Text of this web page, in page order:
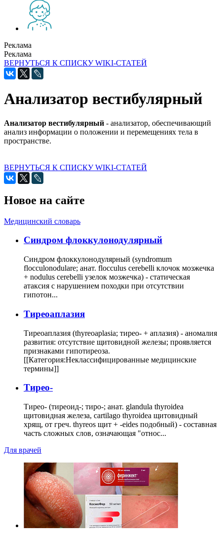
Реклама
Реклама
ВЕРНУТЬСЯ К СПИСКУ WIKI-СТАТЕЙ
Анализатор вестибулярный
Анализатор вестибулярный - анализатор, обеспечивающий
анализ информации о положении и перемещениях тела в
пространстве.
ВЕРНУТЬСЯ К СПИСКУ WIKI-СТАТЕЙ
Новое на сайте
Медицинский словарь
Cиндром флоккулонодулярный
Синдром флоккулонодулярный (syndromum
flocculonodulare; анат. flocculus cerebelli клочок мозжечка
+ nodulus cerebelli узелок мозжечка) - статическая
атаксия с нарушением походки при отсутствии
гипотон...
Тиреоаплазия
Тиреоаплазия (thyreoaplasia; тирео- + аплазия) - аномалия
развития: отсутствие щитовидной железы; проявляется
признаками гипотиреоза.
[[Категория:Неклассифицированные медицинские
термины]]
Тирео-
Тирео- (тиреоид-; тиро-; анат. glandula thyroidea
щитовидная железа, cartilago thyroidea щитовидный
хрящ, от греч. thyreos щит + -eides подобный) - составная
часть сложных слов, означающая "относ...
Для врачей